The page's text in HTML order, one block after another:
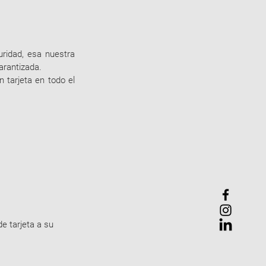
esa nuestra
tarjeta en todo el
tarjeta a su